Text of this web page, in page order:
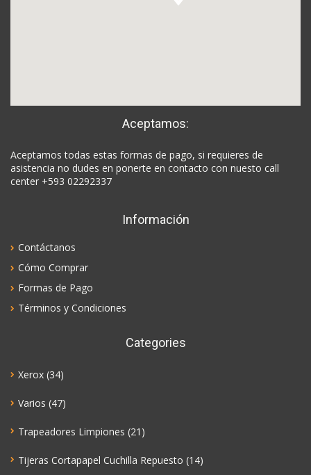
Aceptamos:
Aceptamos todas estas formas de pago, si requieres de
asistencia no dudes en ponerte en contacto con nuesto call
center +593 02292337
Información
Contáctanos
Cómo Comprar
Formas de Pago
Términos y Condiciones
Categories
Xerox (34)
Varios (47)
Trapeadores Limpiones (21)
Tijeras Cortapapel Cuchilla Repuesto (14)